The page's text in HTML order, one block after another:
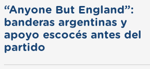
“Anyone But England”:
banderas argentinas y
apoyo escocés antes del
partido